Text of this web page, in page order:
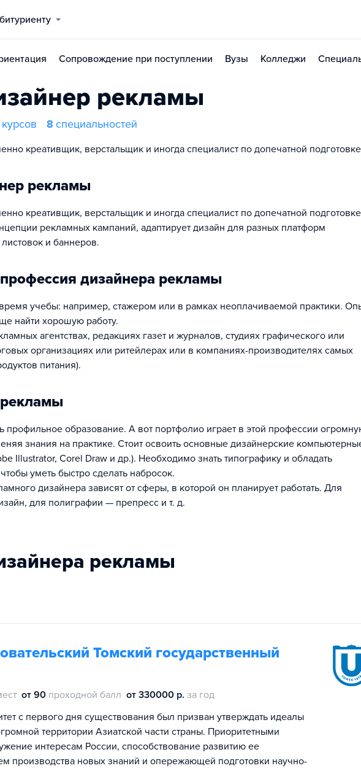
Сопровождение при поступлении Вузы Колледжи
рекламы
курсов 8 специальностей
креативщик, верстальщик и иногда специалист по допечатной
рекламы
креативщик, верстальщик и иногда специалист по допечатной
рекламных кампаний, адаптирует дизайн для разных платформ
и баннеров.
дизайнера рекламы
учебы: например, стажером или в рамках неоплачиваемой практики.
найти хорошую работу.
агентствах, редакциях газет и журналов, студиях графического или
организациях или ритейлерах или в компаниях-производителях самых
питания).
профильное образование. А вот портфолио играет в этой профессии
знания на практике. Стоит освоить основные дизайнерские
Illustrator, Corel Draw и др.). Необходимо знать типографику и обладать
уметь быстро сделать набросок.
дизайнера зависят от сферы, в которой он планирует работать. Для
для полиграфии — препресс и т. д.
рекламы
Томский государственный
от 90 проходной балл от 330000 р. за год
с первого дня существования был призван утверждать идеалы
территории Азиатской части страны. Приоритетными
интересам России, способствование развитию ее
производства новых знаний и опережающей подготовки научно-